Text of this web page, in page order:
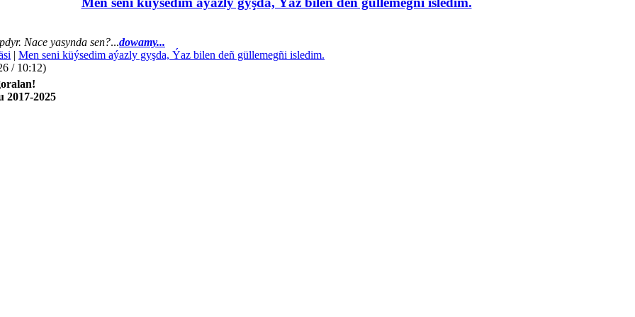
Nace yasynda sen?...dowamy...
| Men seni küýsedim aýazly gyşda, Ýaz bilen deñ güllemegñi isledim.
/ 10:12)
2017-2025